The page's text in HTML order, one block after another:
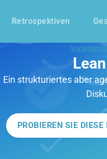
Retrospektiven
Vorlagen
Ein strukturiertes aber
PROBIEREN SIE